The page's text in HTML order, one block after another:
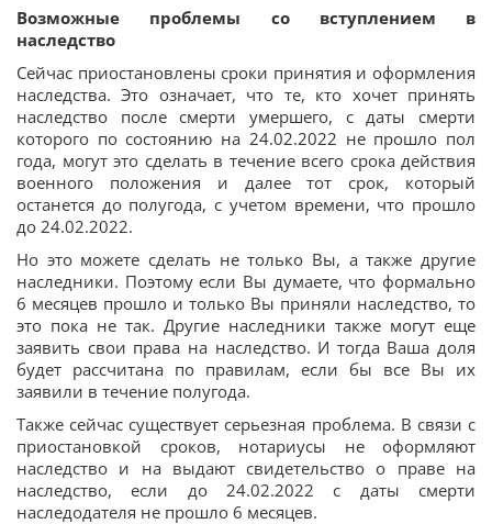
Возможные проблемы со вступлением в
наследство
Сейчас приостановлены сроки принятия и оформления
наследства. Это означает, что те, кто хочет принять
наследство после смерти умершего, с даты смерти
которого по состоянию на 24.02.2022 не прошло пол
года, могут это сделать в течение всего срока действия
военного положения и далее тот срок, который
останется до полугода, с учетом времени, что прошло
до 24.02.2022.
Но это можете сделать не только Вы, а также другие
наследники. Поэтому если Вы думаете, что формально
6 месяцев прошло и только Вы приняли наследство, то
это пока не так. Другие наследники также могут еще
заявить свои права на наследство. И тогда Ваша доля
будет рассчитана по правилам, если бы все Вы их
заявили в течение полугода.
Также сейчас существует серьезная проблема. В связи с
приостановкой сроков, нотариусы не оформляют
наследство и на выдают свидетельство о праве на
наследство, если до 24.02.2022 с даты смерти
наследодателя не прошло 6 месяцев.